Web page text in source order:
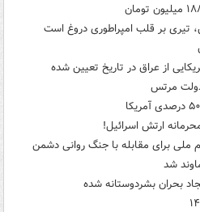
تیری بر قلب امپراطوری دروغ است
از عراق در تاریخ تعیین شده
دولت مرتس
ارتش اسرائیل!
ملی برای مقابله با جنگ روانی دشمن
شد
بحران بشردوستانه شده